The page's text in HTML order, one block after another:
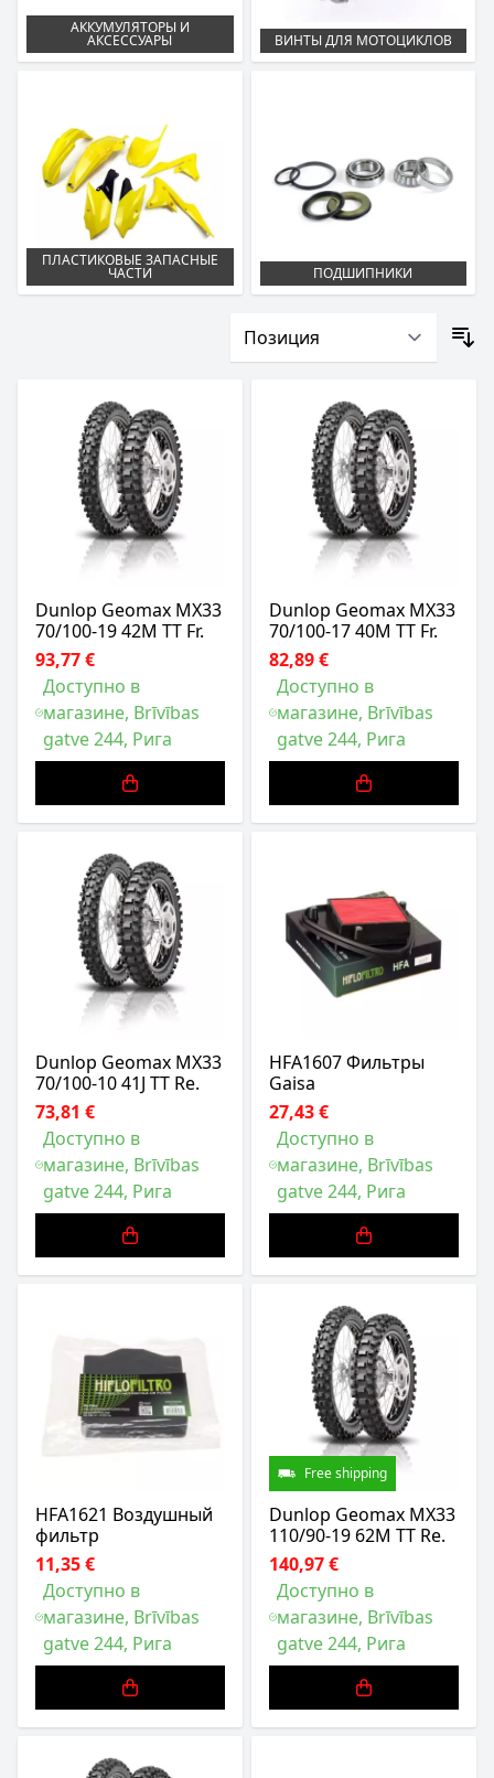
АККУМУЛЯТОРЫ И
АКСЕССУАРЫ ВИНТЫ ДЛЯ МОТОЦИКЛОВ
ПЛАСТИКОВЫЕ ЗАПАСНЫЕ
ЧАСТИ ПОДШИПНИКИ
Dunlop Geomax MX33
70/100-19 42M TT Fr.
93,77 €
Доступно в
магазине, Brīvības
gatve 244, Рига
Dunlop Geomax MX33
70/100-17 40M TT Fr.
82,89 €
Доступно в
магазине, Brīvības
gatve 244, Рига
Dunlop Geomax MX33
70/100-10 41J TT Re.
73,81 €
Доступно в
магазине, Brīvības
gatve 244, Рига
HFA1607 Фильтры
Gaisa
27,43 €
Доступно в
магазине, Brīvības
gatve 244, Рига
HFA1621 Воздушный
фильтр
11,35 €
Доступно в
магазине, Brīvības
gatve 244, Рига
Free shipping
Dunlop Geomax MX33
110/90-19 62M TT Re.
140,97 €
Доступно в
магазине, Brīvības
gatve 244, Рига